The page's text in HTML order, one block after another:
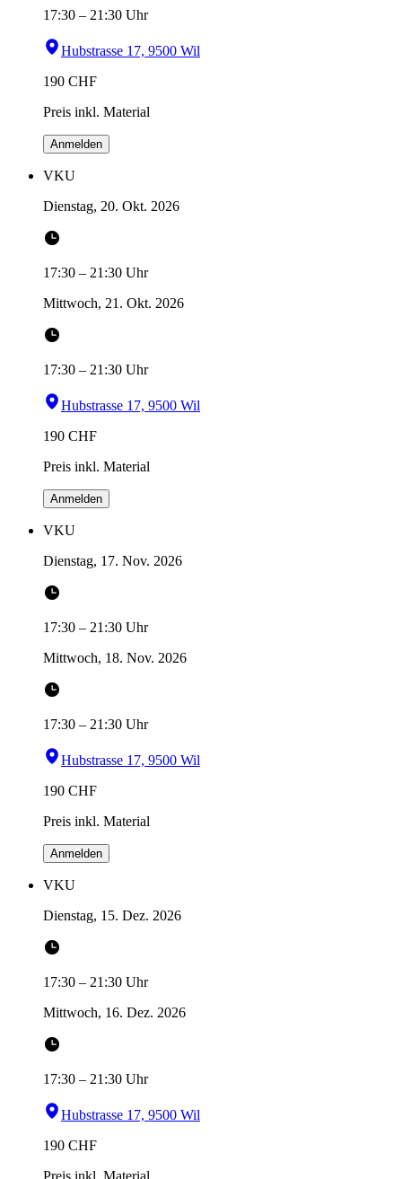
17:30 – 21:30 Uhr
Hubstrasse 17, 9500 Wil
190 CHF
Preis inkl. Material
Anmelden
VKU
Dienstag, 20. Okt. 2026
17:30 – 21:30 Uhr
Mittwoch, 21. Okt. 2026
17:30 – 21:30 Uhr
Hubstrasse 17, 9500 Wil
190 CHF
Preis inkl. Material
Anmelden
VKU
Dienstag, 17. Nov. 2026
17:30 – 21:30 Uhr
Mittwoch, 18. Nov. 2026
17:30 – 21:30 Uhr
Hubstrasse 17, 9500 Wil
190 CHF
Preis inkl. Material
Anmelden
VKU
Dienstag, 15. Dez. 2026
17:30 – 21:30 Uhr
Mittwoch, 16. Dez. 2026
17:30 – 21:30 Uhr
Hubstrasse 17, 9500 Wil
190 CHF
Preis inkl. Material